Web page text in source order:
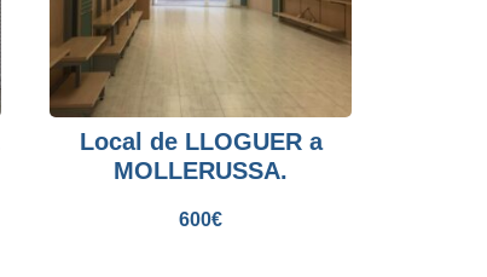
Local de LLOGUER a
MOLLERUSSA.
600€